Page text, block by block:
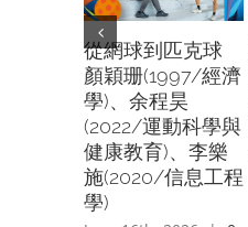
從網球到匹克球
顏穎珊(1997/經濟
學)、余程昊
(2022/運動科學與
健康教育)、李樂
施(2020/信息工程
學)